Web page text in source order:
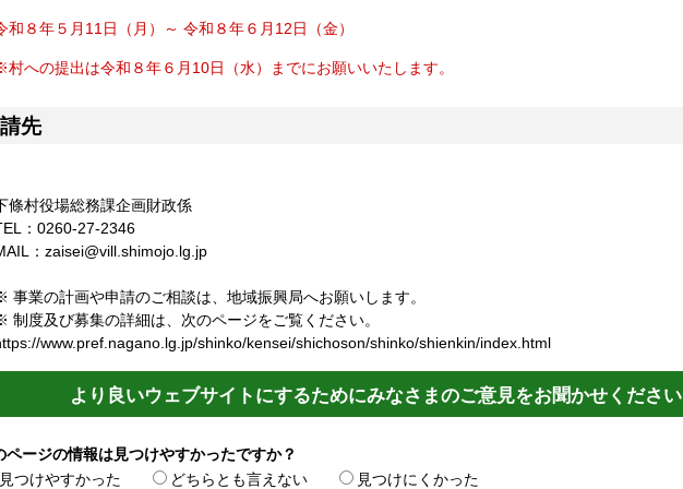
和８年５月11日（月）～ 令和８年６月12日（金）
への提出は令和８年６月10日（水）までにお願いいたします。
先
條村役場総務課企画財政係
：0260-27-2346
：zaisei@vill.shimojo.lg.jp
事業の計画や申請のご相談は、地域振興局へお願いします。
制度及び募集の詳細は、次のページをご覧ください。
www.pref.nagano.lg.jp/shinko/kensei/shichoson/shinko/shienkin/index.html
より良いウェブサイトにするためにみなさまのご意見をお聞かせください
ページの情報は見つけやすかったですか？
見つけやすかった
どちらとも言えない 見つけにくかった